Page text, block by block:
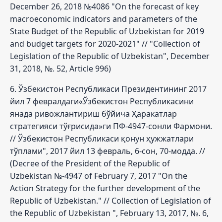
December 26, 2018 №4086 "On the forecast of key
macroeconomic indicators and parameters of the
State Budget of the Republic of Uzbekistan for 2019
and budget targets for 2020-2021" // "Collection of
Legislation of the Republic of Uzbekistan", December
31, 2018, №. 52, Article 996)
6. Ўзбекистон Республикаси Президентининг 2017
йил 7 февралдаги«Ўзбекистон Республикасини
янада ривожлантириш бўйича Ҳаракатлар
стратегияси тўғрисида»ги ПФ-4947-сонли Фармони.
// Ўзбекистон Республикаси қонун ҳужжатлари
тўплами", 2017 йил 13 февраль, 6-сон, 70-модда. //
(Decree of the President of the Republic of
Uzbekistan №-4947 of February 7, 2017 "On the
Action Strategy for the further development of the
Republic of Uzbekistan." // Collection of Legislation of
the Republic of Uzbekistan ", February 13, 2017, №. 6,